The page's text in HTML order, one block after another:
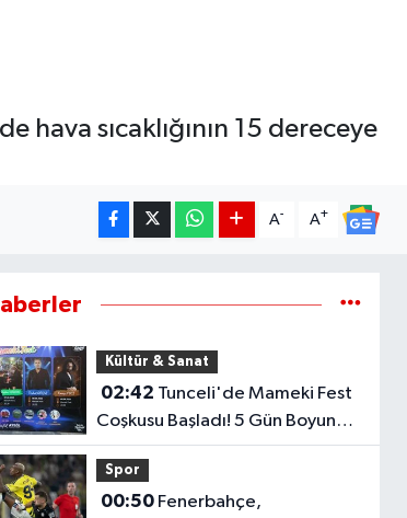
sıcaklığının 15 dereceye
A- A+
Kültür & Sanat
02:42
Coşkusu Başladı! 5 Gün Boyunca
Etkinlikler Düzenlenecek
Spor
00:50Fenerbahçe,